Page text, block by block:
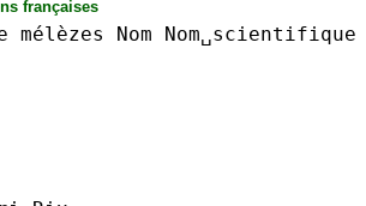
françaises
mélèzes Nom
Nom␣scientifique